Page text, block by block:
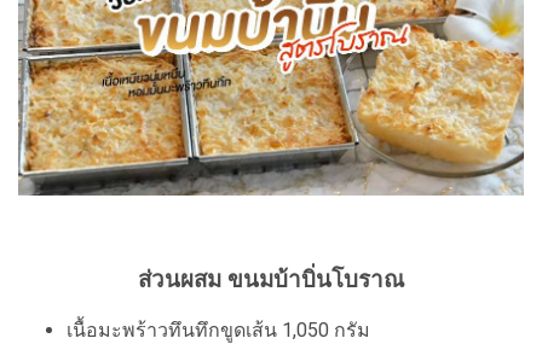
ส่วนผสม ขนมบ้าบิ่นโบราณ
เนื้อมะพร้าวทึนทึกขูดเส้น 1,050 กรัม